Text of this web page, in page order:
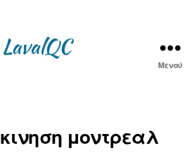
Μενού
κινηση μοντρεαλ